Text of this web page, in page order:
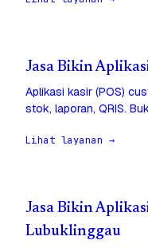
Jasa Bikin
Aplikasi kasir (POS)
stok, laporan, QRIS.
Lihat layanan →
Jasa Bikin
Lubuklinggau